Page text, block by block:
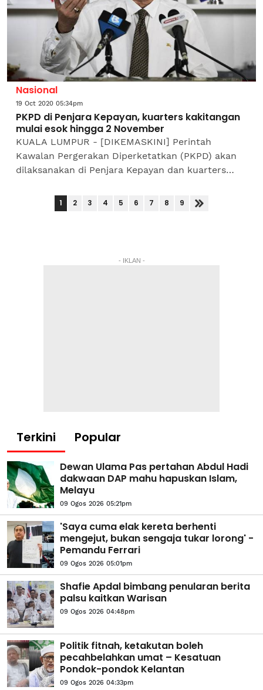
Nasional
19 Oct 2020 05:34pm
PKPD di Penjara Kepayan, kuarters kakitangan
mulai esok hingga 2 November
KUALA LUMPUR - [DIKEMASKINI] Perintah
Kawalan Pergerakan Diperketatkan (PKPD) akan
dilaksanakan di Penjara Kepayan dan kuarters
Kota Kinabalu, Sabah mulai...
1 2 3 4 5 6 7 8 9
- IKLAN -
Terkini Popular
Dewan Ulama Pas pertahan Abdul Hadi
dakwaan DAP mahu hapuskan Islam,
Melayu
09 Ogos 2026 05:21pm
'Saya cuma elak kereta berhenti
mengejut, bukan sengaja tukar lorong' -
Pemandu Ferrari
09 Ogos 2026 05:01pm
Shafie Apdal bimbang penularan berita
palsu kaitkan Warisan
09 Ogos 2026 04:48pm
Politik fitnah, ketakutan boleh
pecahbelahkan umat – Kesatuan
Pondok-pondok Kelantan
09 Ogos 2026 04:33pm